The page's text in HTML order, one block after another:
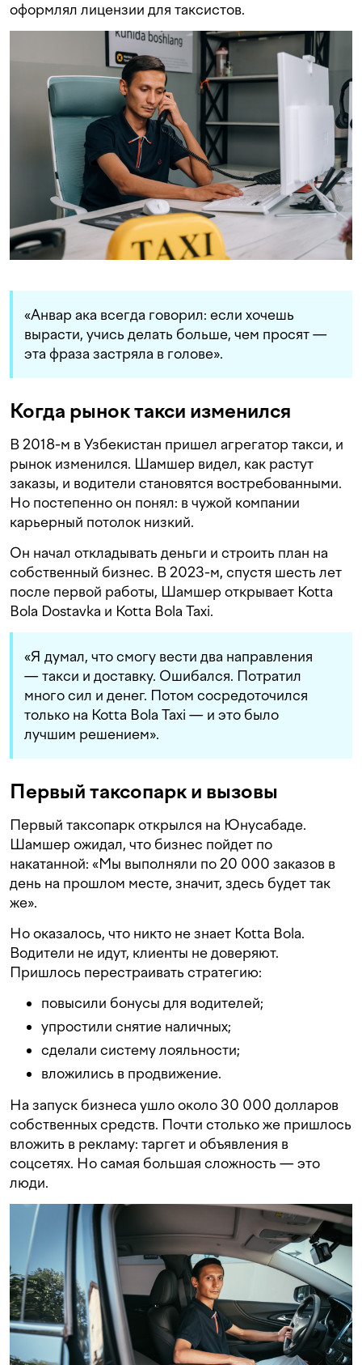
оформлял лицензии для таксистов.
«Анвар ака всегда говорил: если хочешь
вырасти, учись делать больше, чем просят —
эта фраза застряла в голове».
Когда рынок такси изменился
В 2018-м в Узбекистан пришел агрегатор такси, и
рынок изменился. Шамшер видел, как растут
заказы, и водители становятся востребованными.
Но постепенно он понял: в чужой компании
карьерный потолок низкий.
Он начал откладывать деньги и строить план на
собственный бизнес. В 2023-м, спустя шесть лет
после первой работы, Шамшер открывает Kotta
Bola Dostavka и Kotta Bola Taxi.
«Я думал, что смогу вести два направления
— такси и доставку. Ошибался. Потратил
много сил и денег. Потом сосредоточился
только на Kotta Bola Taxi — и это было
лучшим решением».
Первый таксопарк и вызовы
Первый таксопарк открылся на Юнусабаде.
Шамшер ожидал, что бизнес пойдет по
накатанной: «Мы выполняли по 20 000 заказов в
день на прошлом месте, значит, здесь будет так
же».
Но оказалось, что никто не знает Kotta Bola.
Водители не идут, клиенты не доверяют.
Пришлось перестраивать стратегию:
повысили бонусы для водителей;
упростили снятие наличных;
сделали систему лояльности;
вложились в продвижение.
На запуск бизнеса ушло около 30 000 долларов
собственных средств. Почти столько же пришлось
вложить в рекламу: таргет и объявления в
соцсетях. Но самая большая сложность — это
люди.